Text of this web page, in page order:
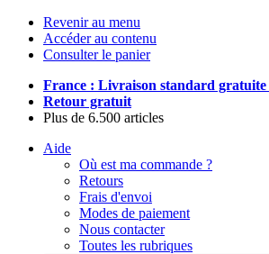
Revenir au menu
Accéder au contenu
Consulter le panier
France : Livraison standard gratuite
Retour gratuit
Plus de 6.500 articles
Aide
Où est ma commande ?
Retours
Frais d'envoi
Modes de paiement
Nous contacter
Toutes les rubriques